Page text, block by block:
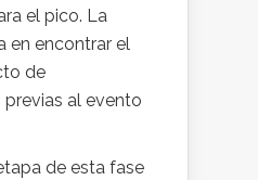
el pico. La
en encontrar el
de
al evento
de esta fase